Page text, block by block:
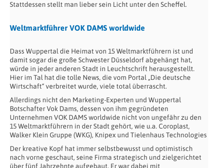
Stattdessen stellt man lieber sein Licht unter den Scheffel.
Weltmarktführer VOK DAMS worldwide
Dass Wuppertal die Heimat von 15 Weltmarktführern ist und
damit sogar die große Schwester Düsseldorf abgehängt hat,
würde in jeder anderen Stadt in Leuchtschrift herausgestellt.
Hier im Tal hat die tolle News, die vom Portal „Die deutsche
Wirtschaft“ verbreitet wurde, viele total überrascht.
Allerdings nicht den Marketing-Experten und Wuppertal
Botschafter Vok Dams, dessen von ihm gegründeten
Unternehmen VOK DAMS worldwide nicht von ungefähr zu den
15 Weltmarktführern in der Stadt gehört, wie u.a. Coroplast,
Walker Klein Gruppe (WKG), Knipex und Tielenhaus Technologies
Der kreative Kopf hat immer selbstbewusst und optimistisch
nach vorne geschaut, seine Firma strategisch und zielgerichtet
über fünf Jahrzehnte aufgebaut. Er war dabei mit